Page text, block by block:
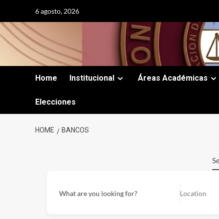
content
6 agosto, 2026
Home Institucional Áreas Académicas
Elecciones
HOME BANCOS
What are you looking for?